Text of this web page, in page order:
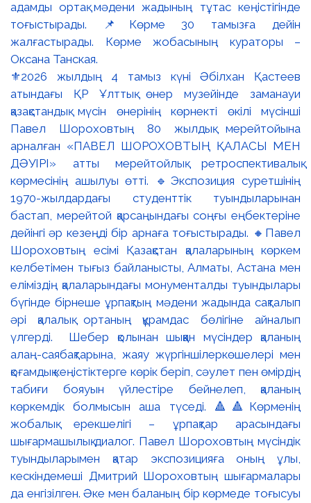
⚜️2026 жылдың 4 тамыз күні Әбілхан Қастеев
атындағы ҚР Ұлттық өнер музейінде заманауи
қазақстандық мүсін өнерінің көрнекті өкілі мүсінші
Павел Шороховтың 80 жылдық мерейтойына
арналған «ПАВЕЛ ШОРОХОВТЫҢ ҚАЛАСЫ МЕН
ДӘУІРІ» атты мерейтойлық ретроспективалық
көрмесінің ашылуы өтті. 🔹Экспозиция суретшінің
1970-жылдардағы студенттік туындыларынан
бастап, мерейтой қарсаңындағы соңғы еңбектеріне
дейінгі әр кезеңді бір арнаға тоғыстырады. 🔸Павел
Шороховтың есімі Қазақстан қалаларының көркем
келбетімен тығыз байланысты, Алматы, Астана мен
еліміздің қалаларындағы монументалды туындылары
бүгінде бірнеше ұрпақтың мәдени жадында сақталып
әрі қалалық ортаның құрамдас бөлігіне айналып
үлгерді. Шебер қолынан шыққан мүсіндер қаланың
алаң-саябақтарына, жаяу жүргіншілеркөшелері мен
қоғамдық кеңістіктерге көрік беріп, сәулет пен өмірдің
табиғи бояуын үйлестіре бейнелеп, қаланың
көркемдік болмысын аша түседі. 🔺🔺Көрменің
жобалық ерекшелігі – ұрпақтар арасындағы
шығармашылық диалог. Павел Шороховтың мүсіндік
туындыларымен қатар экспозицияға оның ұлы,
кескіндемеші Дмитрий Шороховтың шығармалары
да енгізілген. Әке мен баланың бір көрмеде тоғысуы